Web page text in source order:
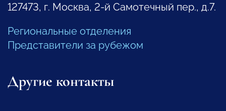
127473, г. Москва, 2-й Самотечный пер., д.7.
Региональные отделения
Представители за рубежом
Другие контакты